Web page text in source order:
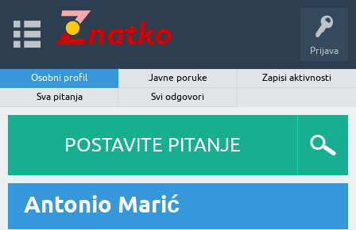
Prijava
Osobni profil Javne poruke
Zapisi aktivnosti
Sva pitanja
Svi odgovori
POSTAVITE PITANJE
Antonio Marić